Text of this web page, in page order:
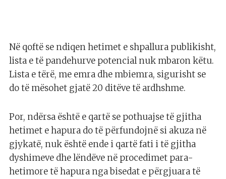
Në qoftë se ndiqen hetimet e shpallura publikisht,
lista e të pandehurve potencial nuk mbaron këtu.
Lista e tërë, me emra dhe mbiemra, sigurisht se
do të mësohet gjatë 20 ditëve të ardhshme.
Por, ndërsa është e qartë se pothuajse të gjitha
hetimet e hapura do të përfundojnë si akuza në
gjykatë, nuk është ende i qartë fati i të gjitha
dyshimeve dhe lëndëve në procedimet para-
hetimore të hapura nga bisedat e përgjuara të